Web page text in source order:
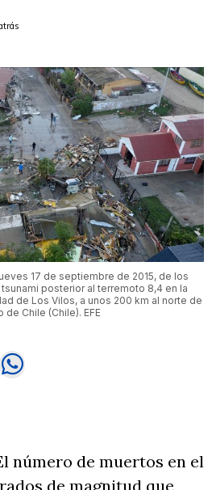
17 de septiembre de 2015, de los
posterior al terremoto 8,4 en la
de Los Vilos, a unos 200 km al norte de
de Chile (Chile). EFE
número de muertos en el
de magnitud que